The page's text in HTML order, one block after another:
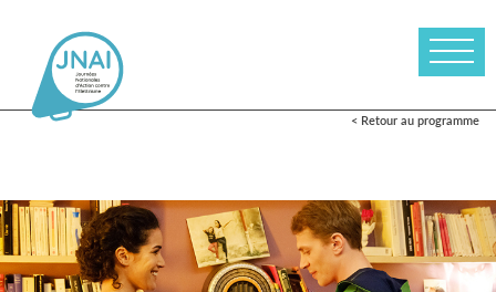
< Retour au programme